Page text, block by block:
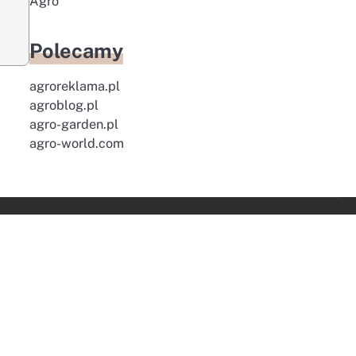
Polecamy
agroreklama.pl
agroblog.pl
agro-garden.pl
agro-world.com